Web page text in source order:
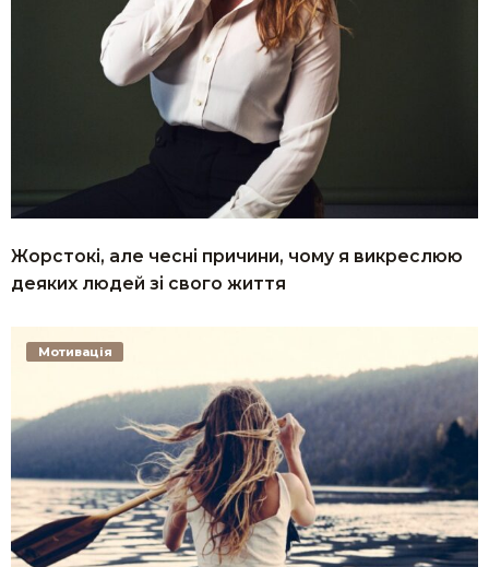
Жорстокі, але чесні причини, чому я викреслюю
деяких людей зі свого життя
Мотивація